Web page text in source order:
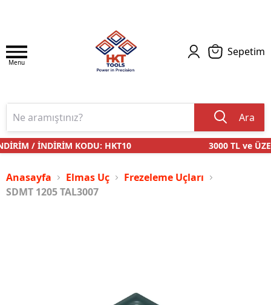
Menu
Sepetim
Ara
/ İNDİRİM KODU: HKT10 3000 TL ve
Anasayfa Elmas Uç
Frezeleme Uçları
SDMT 1205 TAL3007